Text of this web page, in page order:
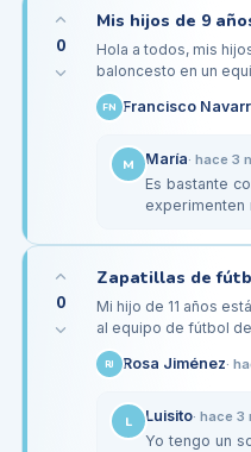
0
Hola a todos, mis
baloncesto en un
de un dolor intenso
de cada partido.…
FN Francisco
M María· hace 3
Es bastante
experimenten
hagas una
0
Mi hijo de 11 años
al equipo de fútbol
preocupa que tiene
poco de dolor al…
RJ Rosa Jiménez·
L Luisito· hace 3
Yo tengo un